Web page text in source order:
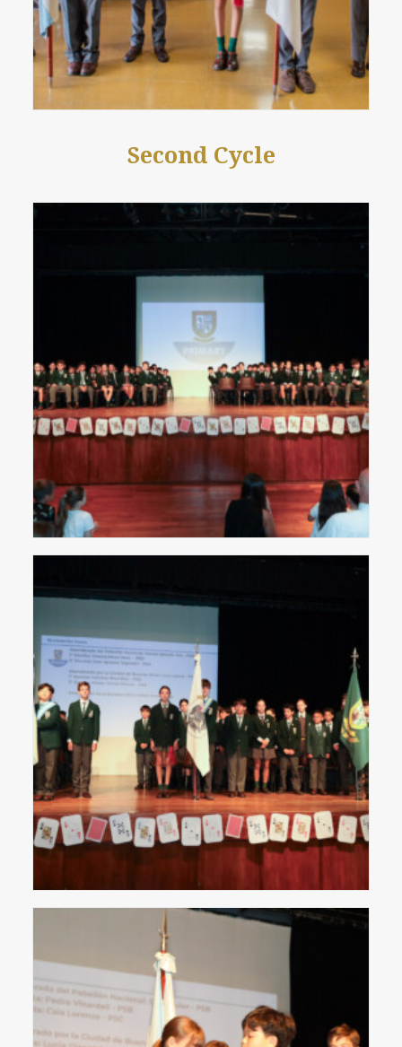
Second Cycle